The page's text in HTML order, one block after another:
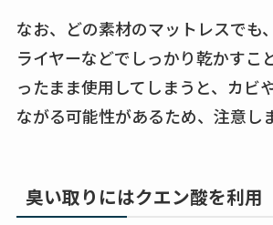
なお、どの素材のマットレスでも
ライヤーなどでしっかり乾かすこ
ったまま使用してしまうと、カビ
ながる可能性があるため、注意し
臭い取りにはクエン酸を利用